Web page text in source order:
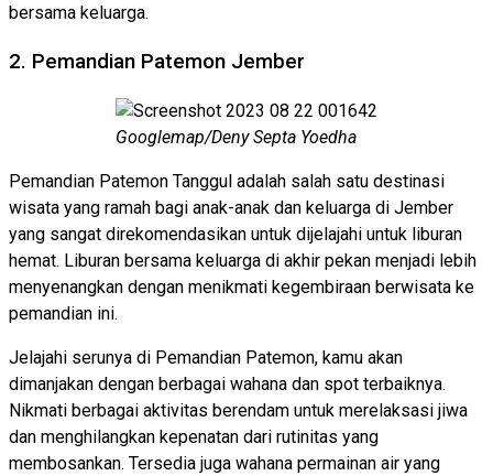
bersama keluarga.
2. Pemandian Patemon Jember
Googlemap/Deny Septa Yoedha
Pemandian Patemon Tanggul adalah salah satu destinasi
wisata yang ramah bagi anak-anak dan keluarga di Jember
yang sangat direkomendasikan untuk dijelajahi untuk liburan
hemat. Liburan bersama keluarga di akhir pekan menjadi lebih
menyenangkan dengan menikmati kegembiraan berwisata ke
pemandian ini.
Jelajahi serunya di Pemandian Patemon, kamu akan
dimanjakan dengan berbagai wahana dan spot terbaiknya.
Nikmati berbagai aktivitas berendam untuk merelaksasi jiwa
dan menghilangkan kepenatan dari rutinitas yang
membosankan. Tersedia juga wahana permainan air yang